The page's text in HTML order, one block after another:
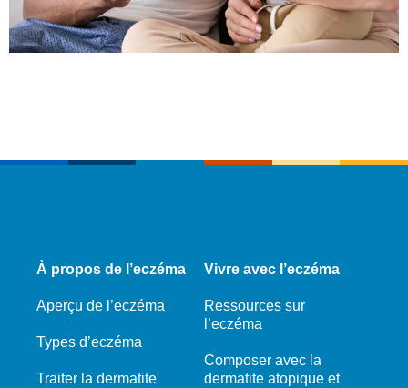
À propos de l’eczéma
Aperçu de l’eczéma
Types d’eczéma
Traiter la dermatite
Vivre avec l’eczéma
Ressources sur
l’eczéma
Composer avec la
dermatite atopique et